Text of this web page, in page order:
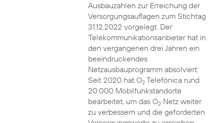
Ausbauzahlen zur Erreichung der
Versorgungsauflagen zum Stichtag
31.12.2022 vorgelegt. Der
Telekommunikationsanbieter hat in
den vergangenen drei Jahren ein
beeindruckendes
Netzausbauprogramm absolviert:
Seit 2020 hat O2Telefónica rund
20.000 Mobilfunkstandorte
bearbeitet, um das O2Netz weiter
zu verbessern und die geforderten